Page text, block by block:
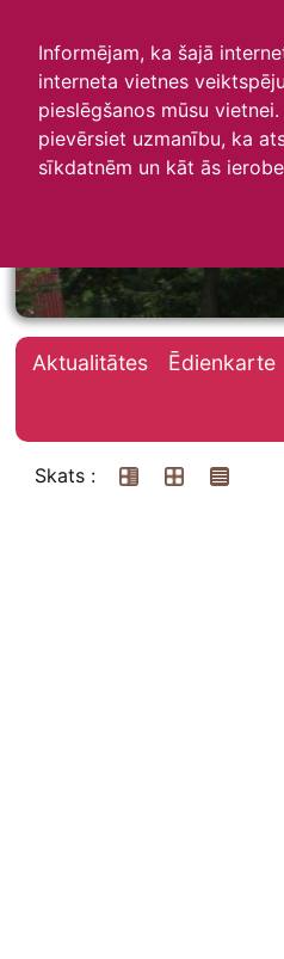
Informējam, ka šajā
interneta vietnes
pieslēgšanos mūsu
pievērsiet uzmanību, ka
sīkdatnēm un kāt ās
Aktualitātes Ēdienkarte
Skats :